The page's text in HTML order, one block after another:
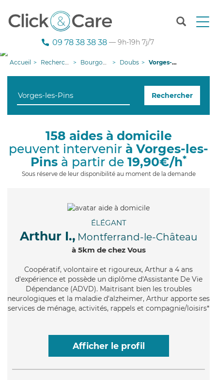
T
n
g
i
09 78 38 38 38 — 9h-19h 7j/7
Accueil Recherche aide à domicile Bourgogne-Franche-Comté Doubs Vorges-les-Pins
Rechercher
158 aides à domicile
peuvent intervenir à Vorges-les-
Pins à partir de 19,90€/h*
Sous réserve de leur disponibilité au moment de la demande
ÉLÉGANT
Arthur I., Montferrand-le-Château
à 5km de chez Vous
Coopératif, volontaire et rigoureux, Arthur a 4 ans
d'expérience et possède un diplôme d'Assistante De Vie
Dépendance (ADVD). Maitrisant bien les troubles
neurologiques et la maladie d'alzheimer, Arthur apporte ses
services de ménage, activités, rappels et compagnie/loisirs*
Afficher le profil